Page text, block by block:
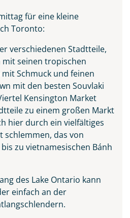
für eine kleine
Toronto:
verschiedenen Stadtteile,
mit seinen tropischen
Schmuck und feinen
mit den besten Souvlaki
Kensington Market
zu einem großen Markt
hier durch ein vielfältiges
schlemmen, das von
zu vietnamesischen Bánh
des Lake Ontario kann
einfach an der